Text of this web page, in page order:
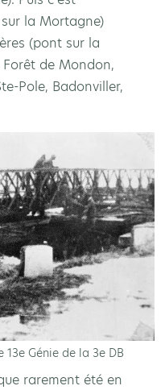
la Mortagne)
(pont sur la
de Mondon,
Pole, Badonviller,
Génie de la 3e DB
rarement été en